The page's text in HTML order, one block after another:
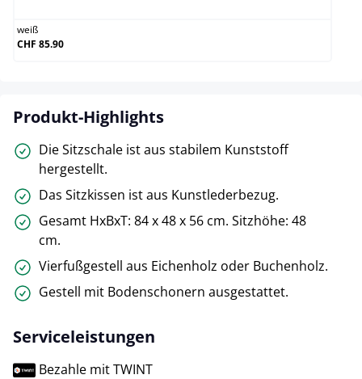
weiß
CHF 85.90
Produkt-Highlights
Die Sitzschale ist aus stabilem Kunststoff
hergestellt.
Das Sitzkissen ist aus Kunstlederbezug.
Gesamt HxBxT: 84 x 48 x 56 cm. Sitzhöhe: 48
cm.
Vierfußgestell aus Eichenholz oder Buchenholz.
Gestell mit Bodenschonern ausgestattet.
Serviceleistungen
Bezahle mit TWINT